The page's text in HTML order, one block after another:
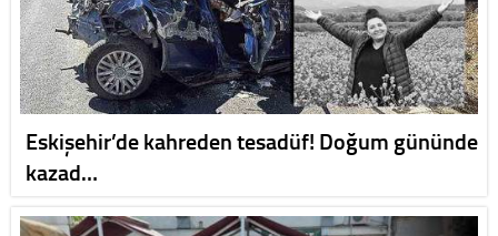
Eskişehir’de kahreden tesadüf! Doğum gününde
kazad…